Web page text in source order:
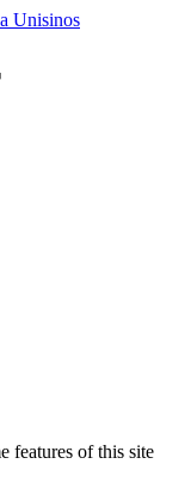
Unisinos
features of this site